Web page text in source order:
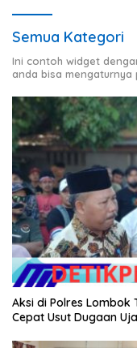
Semua Kategori
Ini contoh widget
anda bisa
Aksi di Polres Lombok
Cepat Usut Dugaan